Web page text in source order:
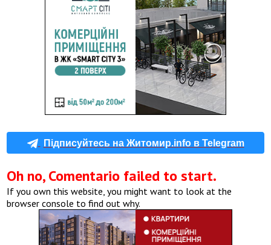
Підписуйтесь на Житомир.info в Telegram
Oh no, Comentario failed to start.
If you own this website, you might want to look at the
browser console to find out why.